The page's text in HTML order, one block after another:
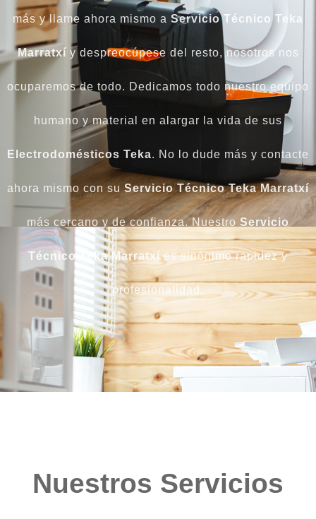
más y llame ahora mismo a Servicio Técnico Teka
Marratxí y despreocúpese del resto, nosotros nos
ocuparemos de todo. Dedicamos todo nuestro equipo
humano y material en alargar la vida de sus
Electrodomésticos Teka. No lo dude más y contacte
ahora mismo con suServicio Técnico Teka Marratxí
más cercano y de confianza. Nuestro Servicio
Técnico Teka Marratxíes sinónimo rapidez y
profesionalidad.
Nuestros Servicios